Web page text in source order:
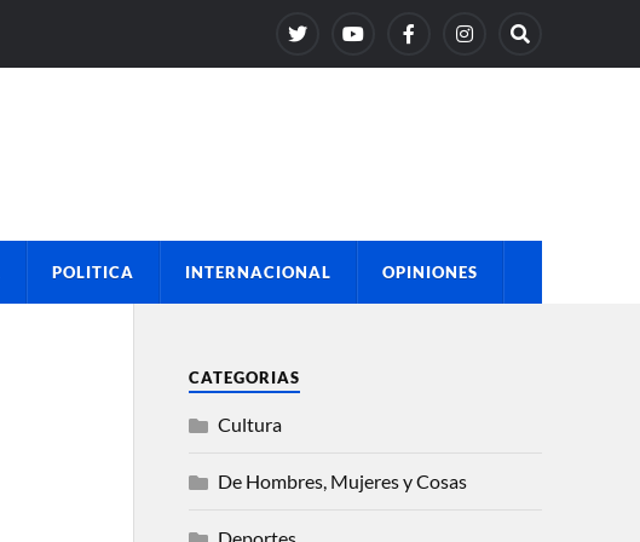
POLITICA INTERNACIONAL OPINIONES
CATEGORIAS
Cultura
De Hombres, Mujeres y Cosas